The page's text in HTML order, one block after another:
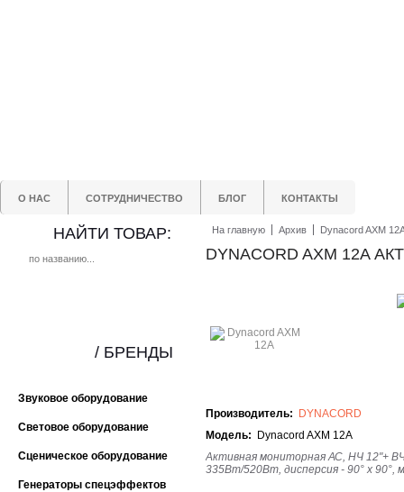
О НАС СОТРУДНИЧЕСТВО БЛОГ КОНТАКТЫ
НАЙТИ ТОВАР:
Звуковое оборудование
Световое оборудование
Сценическое оборудование
Генераторы спецэффектов
/ БРЕНДЫ
На главную Архив Dynacord AXM
DYNACORD AXM 12A
Производитель:
DYNACORD
Модель: Dynacord AXM 12A
Активная мониторная АС, НЧ 12"+
335Вт/520Вт, дисперсия - 90° x 90°,